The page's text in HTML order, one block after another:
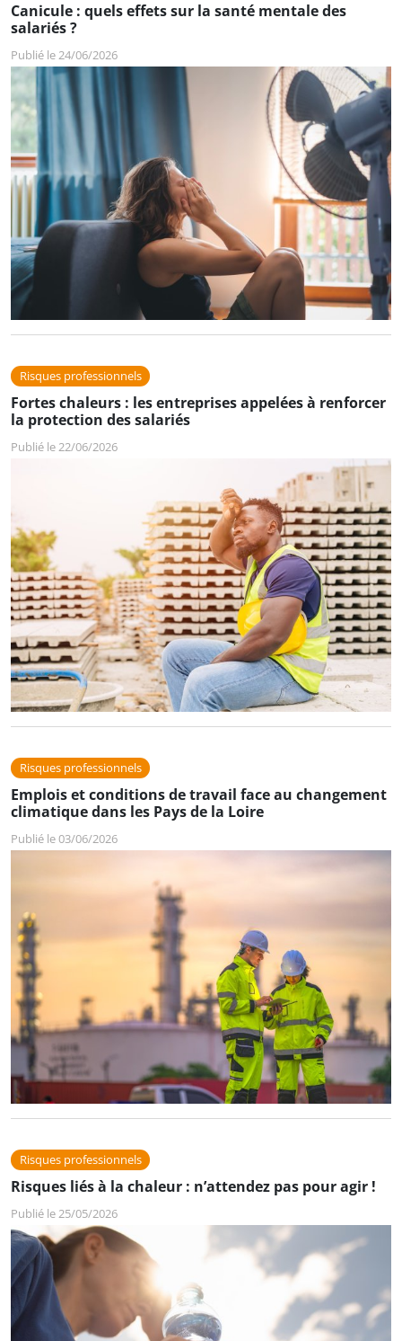
Canicule : quels effets sur la santé mentale des
salariés ?
Publié le 24/06/2026
Risques professionnels
Fortes chaleurs : les entreprises appelées à renforcer
la protection des salariés
Publié le 22/06/2026
Risques professionnels
Emplois et conditions de travail face au changement
climatique dans les Pays de la Loire
Publié le 03/06/2026
Risques professionnels
Risques liés à la chaleur : n’attendez pas pour agir !
Publié le 25/05/2026